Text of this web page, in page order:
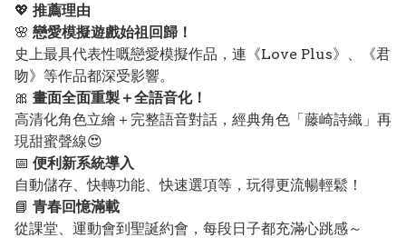
💖 推薦理由
🌸 戀愛模擬遊戲始祖回歸！
史上最具代表性嘅戀愛模擬作品，連《Love Plus》、《君
吻》等作品都深受影響。
🎀 畫面全面重製＋全語音化！
高清化角色立繪＋完整語音對話，經典角色「藤崎詩織」再
現甜蜜聲線😍
📅 便利新系統導入
自動儲存、快轉功能、快速選項等，玩得更流暢輕鬆！
📘 青春回憶滿載
從課堂、運動會到聖誕約會，每段日子都充滿心跳感～